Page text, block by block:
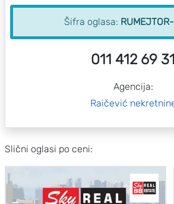
Šifra oglasa:
011 412 69 31
Agencija:
Raičević
Slični oglasi po ceni: